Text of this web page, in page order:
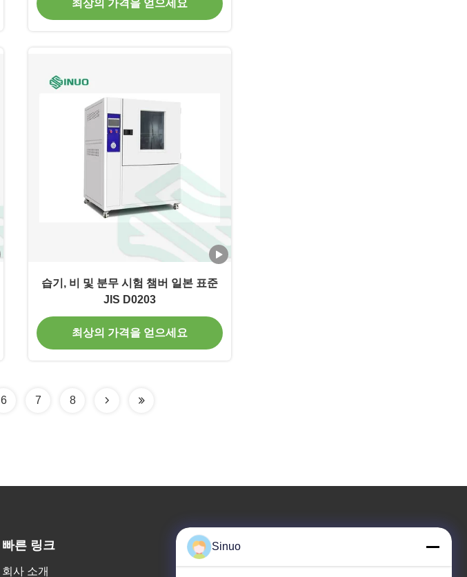
최상의 가격을 얻으세요
습기, 비 및 분무 시험 챔버 일본 표준
JIS D0203
최상의 가격을 얻으세요
6 7 8
빠른 링크
회사 소개
우리 주소
Sinuo